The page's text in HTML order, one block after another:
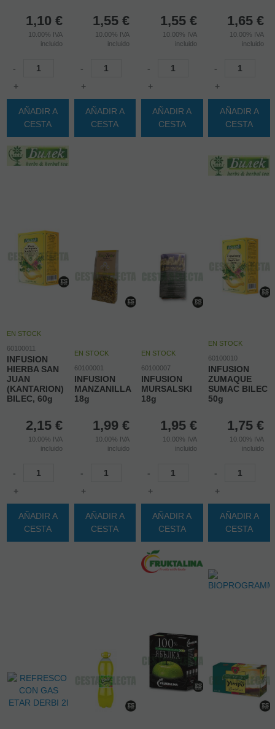
1,10 €
10.00% IVA
incluido
-
+
AÑADIR A
CESTA
1,55 €
10.00% IVA
incluido
-
+
AÑADIR A
CESTA
1,55 €
10.00% IVA
incluido
-
+
AÑADIR A
CESTA
1,65 €
10.00% IVA
incluido
-
+
AÑADIR A
CESTA
EN STOCK
60100011
INFUSION
HIERBA SAN
JUAN
(KANTARION)
BILEC, 60g
2,15 €
10.00% IVA
incluido
-
+
AÑADIR A
CESTA
EN STOCK
60100001
INFUSION
MANZANILLA
18g
1,99 €
10.00% IVA
incluido
-
+
AÑADIR A
CESTA
EN STOCK
60100007
INFUSION
MURSALSKI
18g
1,95 €
10.00% IVA
incluido
-
+
AÑADIR A
CESTA
EN STOCK
60100010
INFUSION
ZUMAQUE
SUMAC BILEC
50g
1,75 €
10.00% IVA
incluido
-
+
AÑADIR A
CESTA